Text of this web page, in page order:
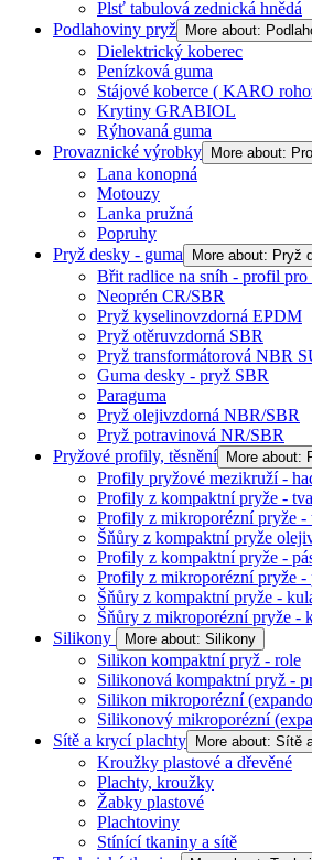
Plsť tabulová zednická hnědá
Podlahoviny pryž
More about:
Dielektrický koberec
Penízková guma
Stájové koberce ( KARO
Krytiny GRABIOL
Rýhovaná guma
Provaznické výrobky
More about:
Lana konopná
Motouzy
Lanka pružná
Popruhy
Pryž desky - guma
More about: Pryž
Břit radlice na sníh - profil pro
Neoprén CR/SBR
Pryž kyselinovzdorná EPDM
Pryž otěruvzdorná SBR
Pryž transformátorová NBR
Guma desky - pryž SBR
Paraguma
Pryž olejivzdorná NBR/SBR
Pryž potravinová NR/SBR
Pryžové profily, těsnění
More about:
Profily pryžové mezikruží -
Profily z kompaktní pryže -
Profily z mikroporézní pryže -
Šňůry z kompaktní pryže
Profily z kompaktní pryže -
Profily z mikroporézní pryže -
Šňůry z kompaktní pryže -
Šňůry z mikroporézní pryže -
Silikony
More about: Silikony
Silikon kompaktní pryž - role
Silikonová kompaktní pryž -
Silikon mikroporézní
Silikonový mikroporézní
Sítě a krycí plachty
More about: Sítě
Kroužky plastové a dřevěné
Plachty, kroužky
Žabky plastové
Plachtoviny
Stínící tkaniny a sítě